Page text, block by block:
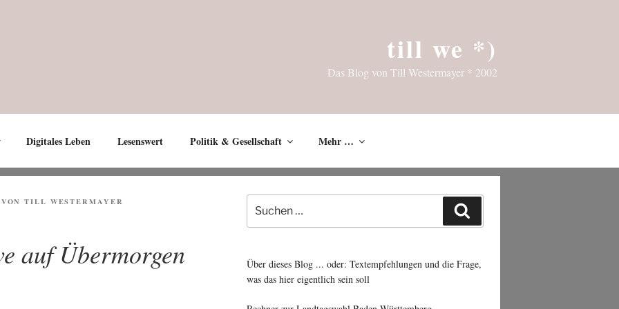
till we *)
Das Blog von Till Westermayer * 2002
Digitales Leben Lesenswert Politik & Gesellschaft Mehr …
VONTILL WESTERMAYER
auf Übermorgen
nach:
Über dieses Blog ... oder: Textempfehlungen und die Frage,
was das hier eigentlich sein soll